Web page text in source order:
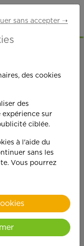
plus
du
sans accepter ➝
des cookies
des
sur
ciblée.
à l'aide du
sans les
Vous pourrez